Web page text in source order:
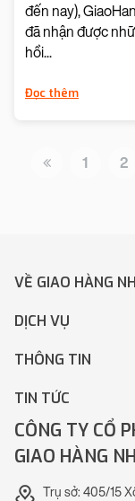
đến nay),
đã nhận được
hồi...
Đọc thêm
1 2
VỀ GIAO HÀNG
DỊCH VỤ
THÔNG TIN
TIN TỨC
CÔNG TY CỔ
GIAO HÀNG
Trụ sở: 405/15